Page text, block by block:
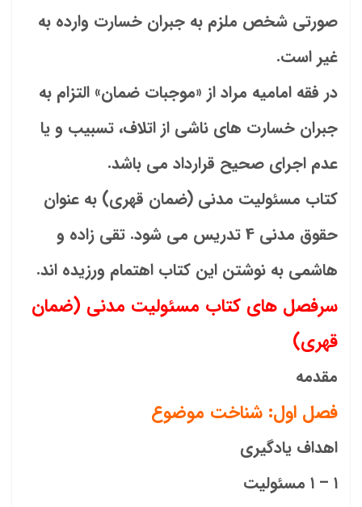
صورتی شخص ملزم به جبران خسارت وارده به
غیر است.
در فقه امامیه مراد از «موجبات ضمان» التزام به
جبران خسارت های ناشی از اتلاف، تسبیب و یا
عدم اجرای صحیح قرارداد می باشد.
کتاب مسئولیت مدنی (ضمان قهری) به عنوان
حقوق مدنی 4 تدریس می شود. تقی زاده و
هاشمی به نوشتن این کتاب اهتمام ورزیده اند.
سرفصل های کتاب مسئولیت مدنی (ضمان
قهری)
مقدمه
فصل اول: شناخت موضوع
اهداف یادگیری
۱ – ۱ مسئولیت